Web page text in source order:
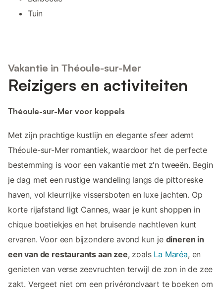
Tuin
Vakantie in Théoule-sur-Mer
Reizigers en activiteiten
Théoule-sur-Mer voor koppels
Met zijn prachtige kustlijn en elegante sfeer ademt
Théoule-sur-Mer romantiek, waardoor het de perfecte
bestemming is voor een vakantie met z'n tweeën. Begin
je dag met een rustige wandeling langs de pittoreske
haven, vol kleurrijke vissersboten en luxe jachten. Op
korte rijafstand ligt Cannes, waar je kunt shoppen in
chique boetiekjes en het bruisende nachtleven kunt
ervaren. Voor een bijzondere avond kun je dineren in
een van de restaurants aan zee, zoals La Maréa, en
genieten van verse zeevruchten terwijl de zon in de zee
zakt. Vergeet niet om een privérondvaart te boeken om